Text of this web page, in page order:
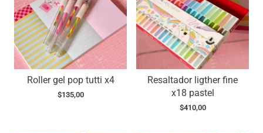
Roller gel pop tutti x4
$135,00
Resaltador ligther fine
x18 pastel
$410,00